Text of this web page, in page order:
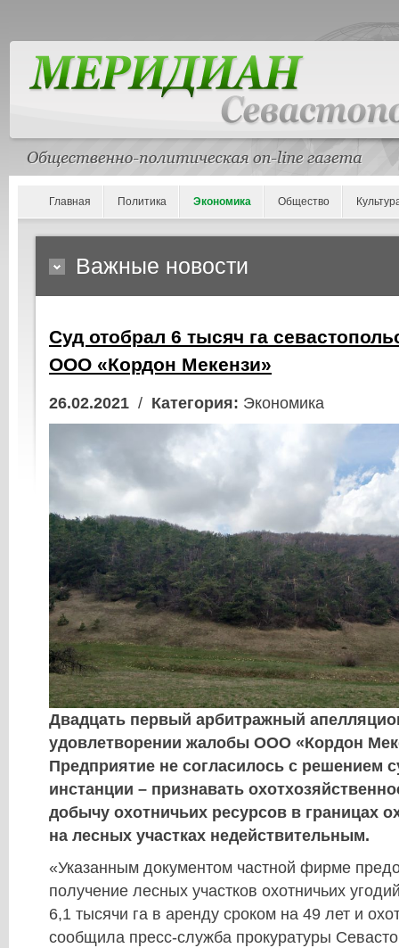
Главная Политика Экономика Общество
Важные новости
Суд отобрал 6 тысяч га
ООО «Кордон Мекензи»
26.02.2021 / Категория: Экономика
Двадцать первый арбитражный
удовлетворении жалобы ООО «Кордон
Предприятие не согласилось с решением
инстанции – признавать
добычу охотничьих ресурсов в границах
на лесных участках недействительным.
«Указанным документом частной фирме
получение лесных участков охотничьих
6,1 тысячи га в аренду сроком на 49 лет и
сообщила пресс-служба прокуратуры